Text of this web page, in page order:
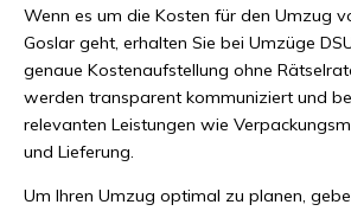
Wenn es um die Kosten für den Umzug
Goslar geht, erhalten Sie bei Umzüge
genaue Kostenaufstellung ohne
werden transparent kommuniziert und
relevanten Leistungen wie
und Lieferung.
Um Ihren Umzug optimal zu planen,